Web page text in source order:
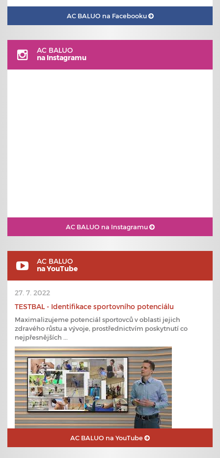
AC BALUO na Facebooku
AC BALUO
na Instagramu
AC BALUO na Instagramu
AC BALUO
na YouTube
27. 7. 2022
TESTBAL - Identifikace sportovního potenciálu
Maximalizujeme potenciál sportovců v oblasti jejich
zdravého růstu a vývoje, prostřednictvím poskytnutí co
nejpřesnějších ...
AC BALUO na YouTube